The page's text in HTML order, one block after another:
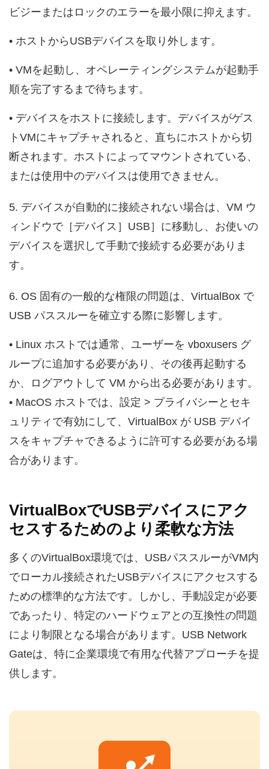
ビジーまたはロックのエラーを最小限に抑えます。
• ホストからUSBデバイスを取り外します。
• VMを起動し、オペレーティングシステムが起動手
順を完了するまで待ちます。
• デバイスをホストに接続します。デバイスがゲス
トVMにキャプチャされると、直ちにホストから切
断されます。ホストによってマウントされている、
または使用中のデバイスは使用できません。
5. デバイスが自動的に接続されない場合は、VM ウ
ィンドウで［デバイス］USB］に移動し、お使いの
デバイスを選択して手動で接続する必要がありま
す。
6. OS 固有の一般的な権限の問題は、VirtualBox で
USB パススルーを確立する際に影響します。
• Linux ホストでは通常、ユーザーを vboxusers グ
ループに追加する必要があり、その後再起動する
か、ログアウトして VM から出る必要があります。
• MacOS ホストでは、設定 > プライバシーとセキ
ュリティで有効にして、VirtualBox が USB デバイ
スをキャプチャできるように許可する必要がある場
合があります。
VirtualBoxでUSBデバイスにアク
セスするためのより柔軟な方法
多くのVirtualBox環境では、USBパススルーがVM内
でローカル接続されたUSBデバイスにアクセスする
ための標準的な方法です。しかし、手動設定が必要
であったり、特定のハードウェアとの互換性の問題
により制限となる場合があります。USB Network
Gateは、特に企業環境で有用な代替アプローチを提
供します。